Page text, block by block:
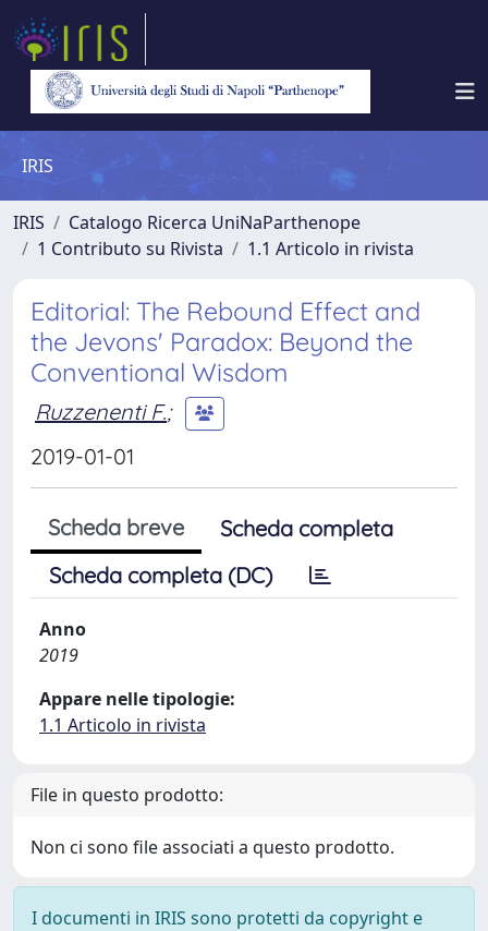
IRIS
IRIS
Catalogo Ricerca UniNaParthenope
1 Contributo su Rivista
1.1 Articolo in rivista
Editorial: The Rebound Effect and
the Jevons' Paradox: Beyond the
Conventional Wisdom
Ruzzenenti F.;
2019-01-01
Scheda breve
Scheda completa
Scheda completa (DC)
Anno
2019
Appare nelle tipologie:
1.1 Articolo in rivista
File in questo prodotto:
Non ci sono file associati a questo prodotto.
I documenti in IRIS sono protetti da copyright e